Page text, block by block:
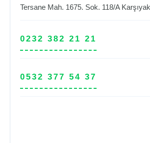
Tersane Mah. 1675. Sok. 118/A
0232 382 21 21
0532 377 54 37